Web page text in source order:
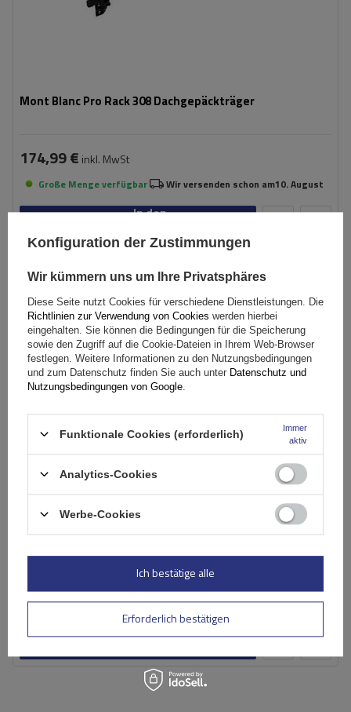
Mont Blanc Pro Rack 308 Dachgepäckträger
174,99 € inkl. MwSt
Große Menge verfügbar Wir versenden schon am10. August
In den
AUSVERKAUFT
G3 Atlantic 63.030 Dachträger für Lieferwagen - 1 Träger
Aktuell nicht lieferbar Individuelle Lieferung
Produkt anzeigen
Konfiguration der Zustimmungen
Wir kümmern uns um Ihre Privatsphäres
Diese Seite nutzt Cookies für verschiedene Dienstleistungen. Die
Richtlinien zur Verwendung von Cookies werden hierbei
eingehalten. Sie können die Bedingungen für die Speicherung
sowie den Zugriff auf die Cookie-Dateien in Ihrem Web-Browser
festlegen. Weitere Informationen zu den Nutzungsbedingungen
und zum Datenschutz finden Sie auch unter Datenschutz und
Nutzungsbedingungen von Google
Funktionale Cookies (erforderlich)
Immer
aktiv
Analytics-Cookies
Werbe-Cookies
Erforderlich bestätigen
Ich bestätige alle